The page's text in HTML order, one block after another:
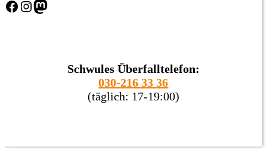
Facebook Instagram Mastodon
Schwules Überfalltelefon:
030-216 33 36
(täglich: 17-19:00)